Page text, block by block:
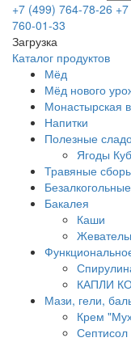
+7 (499) 764-78-26
760-01-33
Загрузка
Каталог продуктов
Мёд
Мёд нового
Монастырская
Напитки
Полезные
Ягоды
Травяные
Бакалея
Каши
КАПЛИ
Мази, гели,
Крем
Септисол